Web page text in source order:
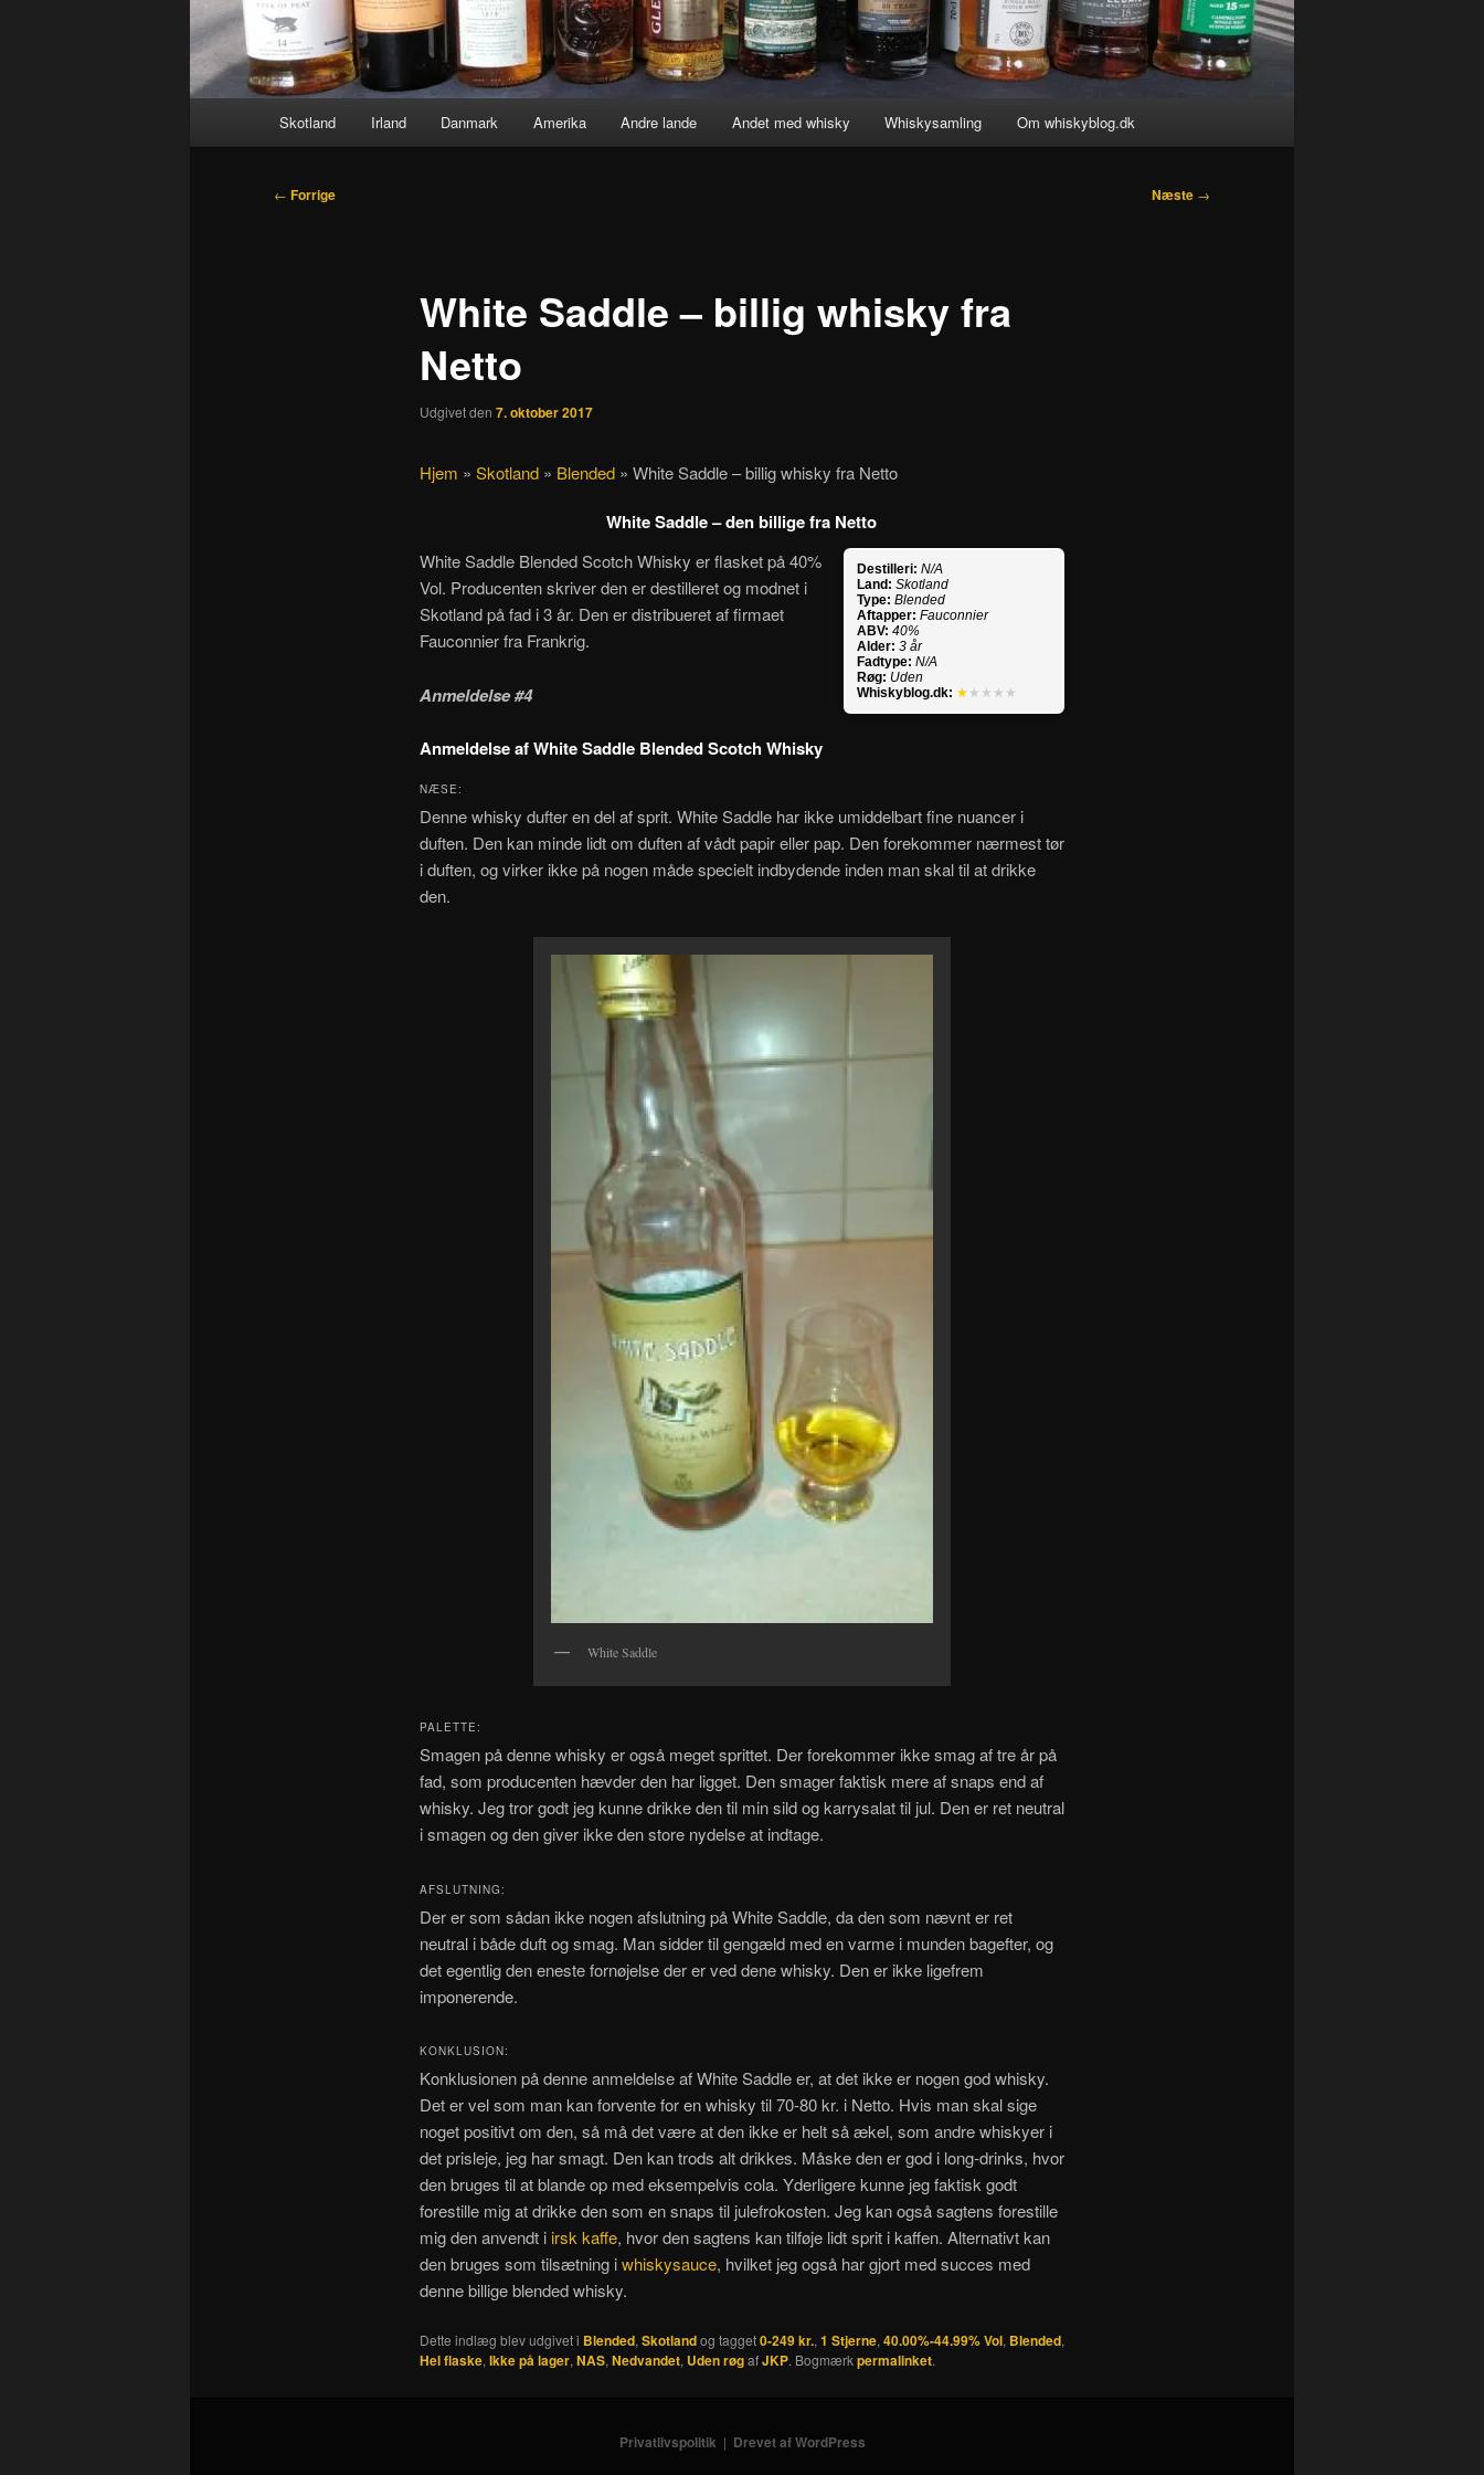
Skotland Irland Danmark Amerika Andre lande Andet med whisky Whiskysamling Om whiskyblog.dk
Indlægsnavigation
← Forrige Næste →
White Saddle – billig whisky fra
Netto
Udgivet den 7. oktober 2017
Hjem » Skotland» Blended» White Saddle – billig whisky fra Netto
White Saddle – den billige fra Netto
Destilleri: N/A
Land: Skotland
Type: Blended
Aftapper: Fauconnier
ABV: 40%
Alder: 3 år
Fadtype: N/A
Røg: Uden
Whiskyblog.dk: ★ ★★★★
White Saddle Blended Scotch Whisky er flasket på 40%
Vol. Producenten skriver den er destilleret og modnet i
Skotland på fad i 3 år. Den er distribueret af firmaet
Fauconnier fra Frankrig.
Anmeldelse #4
Anmeldelse af White Saddle Blended Scotch Whisky
NÆSE:
Denne whisky dufter en del af sprit. White Saddle har ikke umiddelbart fine nuancer i
duften. Den kan minde lidt om duften af vådt papir eller pap. Den forekommer nærmest tør
i duften, og virker ikke på nogen måde specielt indbydende inden man skal til at drikke
den.
White Saddle
PALETTE:
Smagen på denne whisky er også meget sprittet. Der forekommer ikke smag af tre år på
fad, som producenten hævder den har ligget. Den smager faktisk mere af snaps end af
whisky. Jeg tror godt jeg kunne drikke den til min sild og karrysalat til jul. Den er ret neutral
i smagen og den giver ikke den store nydelse at indtage.
AFSLUTNING:
Der er som sådan ikke nogen afslutning på White Saddle, da den som nævnt er ret
neutral i både duft og smag. Man sidder til gengæld med en varme i munden bagefter, og
det egentlig den eneste fornøjelse der er ved dene whisky. Den er ikke ligefrem
imponerende.
KONKLUSION:
Konklusionen på denne anmeldelse af White Saddle er, at det ikke er nogen god whisky.
Det er vel som man kan forvente for en whisky til 70-80 kr. i Netto. Hvis man skal sige
noget positivt om den, så må det være at den ikke er helt så ækel, som andre whiskyer i
det prisleje, jeg har smagt. Den kan trods alt drikkes. Måske den er god i long-drinks, hvor
den bruges til at blande op med eksempelvis cola. Yderligere kunne jeg faktisk godt
forestille mig at drikke den som en snaps til julefrokosten. Jeg kan også sagtens forestille
mig den anvendt i irsk kaffe, hvor den sagtens kan tilføje lidt sprit i kaffen. Alternativt kan
den bruges som tilsætning iwhiskysauce, hvilket jeg også har gjort med succes med
denne billige blended whisky.
Dette indlæg blev udgivet i Blended, Skotlandog tagget0-249 kr., 1 Stjerne, 40.00%-44.99% Vol, Blended,
Hel flaske, Ikke på lager, NAS, Nedvandet, Uden røgafJKP. Bogmærkpermalinket.
Privatlivspolitik Drevet af WordPress